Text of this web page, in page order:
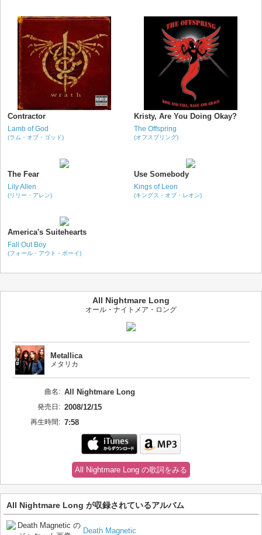
Contractor
Lamb of God
(ラム・オブ・ゴッド)
Kristy, Are You Doing Okay?
The Offspring
(オフスプリング)
The Fear
Lily Allen
(リリー・アレン)
Use Somebody
Kings of Leon
(キングス・オブ・レオン)
America's Suitehearts
Fall Out Boy
(フォール・アウト・ボーイ)
All Nightmare Long
オール・ナイトメア・ロング
Metallica
メタリカ
曲名: All Nightmare Long
発売日: 2008/12/15
再生時間: 7:58
All Nightmare Long の歌詞をみる
All Nightmare Long が収録されているアルバム
Death Magnetic